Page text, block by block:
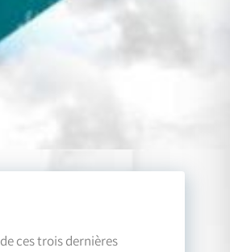
de ces trois dernières